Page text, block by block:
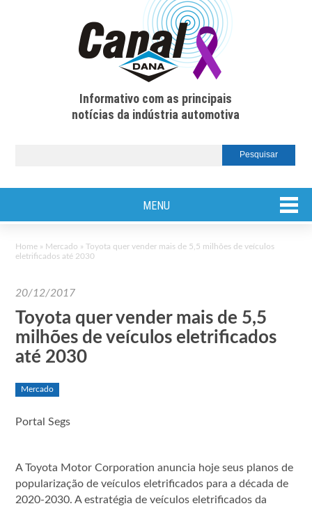
Informativo com as principais
notícias da indústria automotiva
MENU
Home » Mercado »Toyota quer vender mais de 5,5 milhões de veículos
eletrificados até 2030
20/12/2017
Toyota quer vender mais de 5,5
milhões de veículos eletrificados
até 2030
Mercado
Portal Segs
A Toyota Motor Corporation anuncia hoje seus planos de
popularização de veículos eletrificados para a década de
2020-2030. A estratégia de veículos eletrificados da